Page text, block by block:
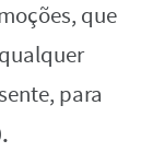
que
para